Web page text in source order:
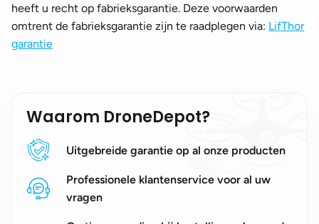
heeft u recht op fabrieksgarantie. Deze voorwaarden
omtrent de fabrieksgarantie zijn te raadplegen via: LifThor
garantie
Waarom DroneDepot?
Uitgebreide garantie op al onze producten
Professionele klantenservice voor al uw
vragen